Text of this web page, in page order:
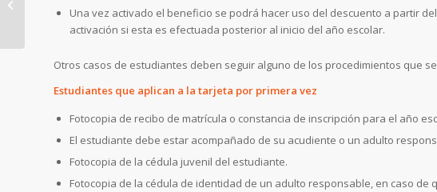
Una vez activado el beneficio se podrá hacer uso del descuento a partir
activación si esta es efectuada posterior al inicio del año escolar.
Otros casos de estudiantes deben seguir alguno de los procedimientos que
Estudiantes que aplican a la tarjeta por primera vez
Fotocopia de recibo de matrícula o constancia de inscripción para el año
El estudiante debe estar acompañado de su acudiente o un adulto
Fotocopia de la cédula juvenil del estudiante.
Fotocopia de la cédula de identidad de un adulto responsable, en caso
SERVICIO PARCIAL EN
LA LÍNEA 1